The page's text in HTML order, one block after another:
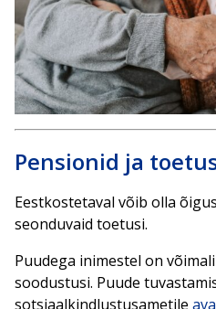
Pensionid ja
Eestkostetaval võib olla
seonduvaid toetusi.
Puudega inimestel on
soodustusi. Puude
sotsiaalkindlustusametile